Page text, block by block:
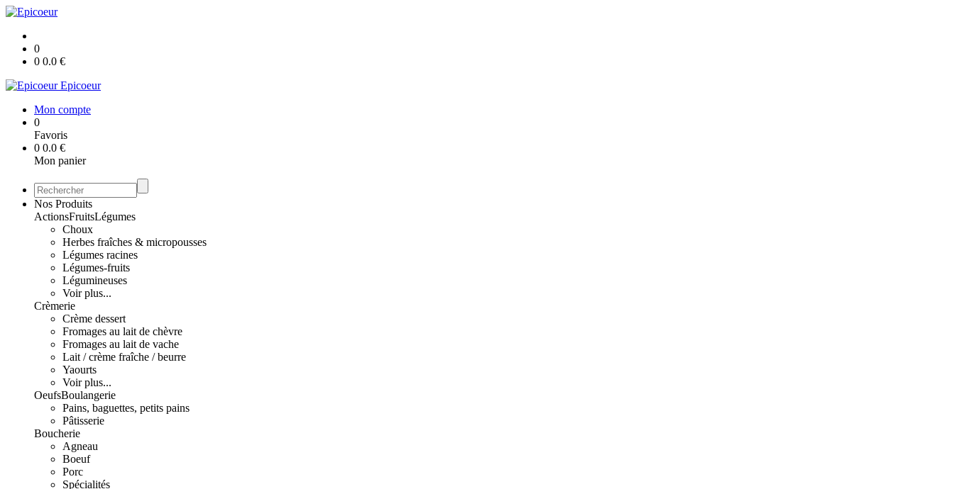
0
0 0.0 €
Epicoeur
Mon compte
0
Favoris
0 0.0 €
Mon panier
Nos Produits
ActionsFruitsLégumes
Choux
Herbes fraîches & micropousses
Légumes racines
Légumes-fruits
Légumineuses
Voir plus...
Crèmerie
Crème dessert
Fromages au lait de chèvre
Fromages au lait de vache
Lait / crème fraîche / beurre
Yaourts
Voir plus...
OeufsBoulangerie
Pains, baguettes, petits pains
Pâtisserie
Boucherie
Agneau
Boeuf
Porc
Spécialités